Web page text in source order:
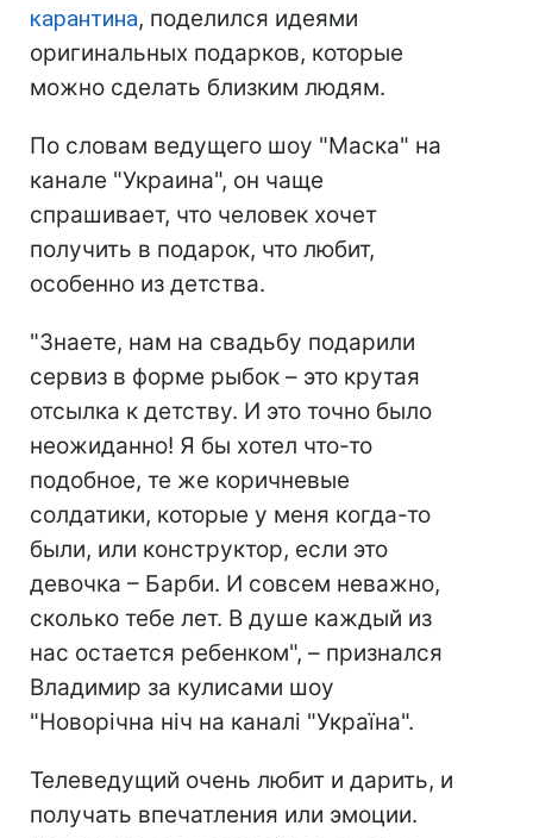
карантина, поделился идеями
оригинальных подарков, которые
можно сделать близким людям.
По словам ведущего шоу "Маска" на
канале "Украина", он чаще
спрашивает, что человек хочет
получить в подарок, что любит,
особенно из детства.
"Знаете, нам на свадьбу подарили
сервиз в форме рыбок – это крутая
отсылка к детству. И это точно было
неожиданно! Я бы хотел что-то
подобное, те же коричневые
солдатики, которые у меня когда-то
были, или конструктор, если это
девочка – Барби. И совсем неважно,
сколько тебе лет. В душе каждый из
нас остается ребенком", – признался
Владимир за кулисами шоу
"Новорічна ніч на каналі "Україна".
Телеведущий очень любит и дарить, и
получать впечатления или эмоции.